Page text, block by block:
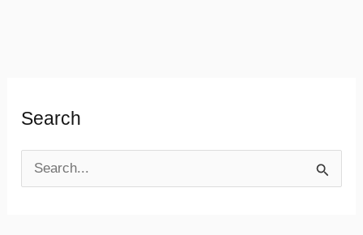
Search